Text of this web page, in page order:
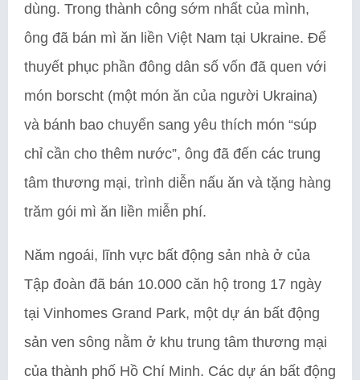
dùng. Trong thành công sớm nhất của mình,
ông đã bán mì ăn liền Việt Nam tại Ukraine. Để
thuyết phục phần đông dân số vốn đã quen với
món borscht (một món ăn của người Ukraina)
và bánh bao chuyển sang yêu thích món “súp
chỉ cần cho thêm nước”, ông đã đến các trung
tâm thương mại, trình diễn nấu ăn và tặng hàng
trăm gói mì ăn liền miễn phí.
Năm ngoái, lĩnh vực bất động sản nhà ở của
Tập đoàn đã bán 10.000 căn hộ trong 17 ngày
tại Vinhomes Grand Park, một dự án bất động
sản ven sông nằm ở khu trung tâm thương mại
của thành phố Hồ Chí Minh. Các dự án bất động